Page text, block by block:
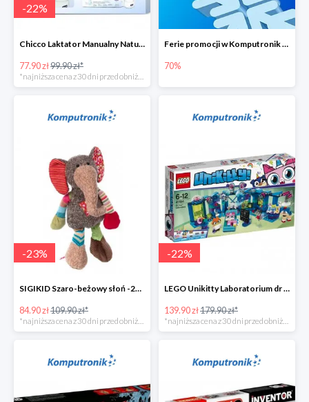
-22%
Chicco Laktator Manualny NaturalFeeling + Wkładki Laktacyjne
77.90 zł99.90 zł*
*najniższa cena z 30 dni przed obniżką
Ferie promocji w Komputronik do -70%
70%
-23%
SIGIKID Szaro-beżowy słoń -25zł
84.90 zł109.90 zł*
*najniższa cena z 30 dni przed obniżką
-22%
LEGO Unikitty Laboratorium dr Lisiczki -40zł
139.90 zł179.90 zł*
*najniższa cena z 30 dni przed obniżką